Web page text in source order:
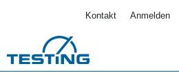
Kontakt Anmelden